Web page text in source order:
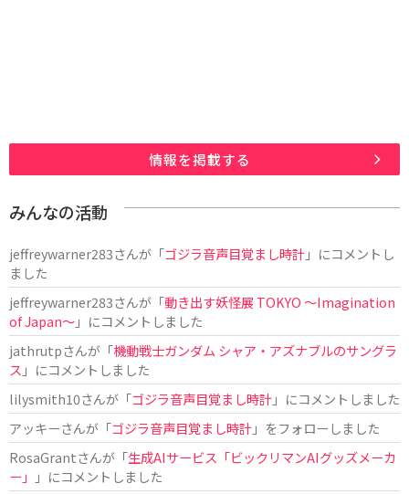
情報を掲載する
みんなの活動
jeffreywarner283さんが「ゴジラ音声目覚まし時計」にコメントし
ました
jeffreywarner283さんが「動き出す妖怪展 TOKYO 〜Imagination
of Japan〜」にコメントしました
jathrutpさんが「機動戦士ガンダム シャア・アズナブルのサングラ
ス 」にコメントしました
lilysmith10さんが「ゴジラ音声目覚まし時計」にコメントしました
アッキーさんが「ゴジラ音声目覚まし時計」をフォローしました
RosaGrantさんが「生成AIサービス「ビックリマンAIグッズメーカ
ー」
」にコメントしました